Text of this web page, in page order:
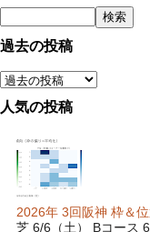
過去の投稿
人気の投稿
2026年 3回阪神 枠＆
芝 6/6（土） Bコース